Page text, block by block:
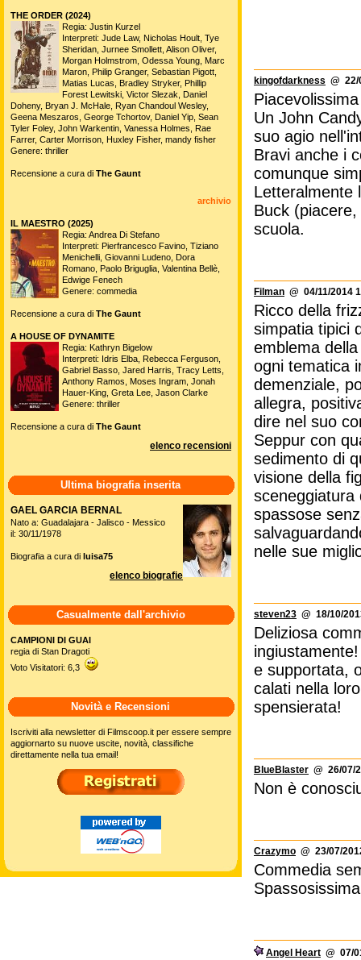
kingofdarkness @ 22/
Un John
suo agio
Bravi anche i
comunque
Letteralmente
Buck
scuola.
Filman @ 04/11/2014
Ricco della
simpatia tipici
emblema
ogni tematica
demenziale,
allegra,
dire nel suo
Seppur con
sedimento di
visione della
sceneggiatura
spassose
nelle sue
steven23 @ 18/10/
Deliziosa
e supportata,
calati nella
spensierata!
BlueBlaster @ 26/07/
Non è
Crazymo @ 23/07/
Commedia
Spassosissima
Angel Heart @ 07/
THE ORDER (2024)
Regia: Justin Kurzel
Interpreti: Jude Law, Nicholas Hoult, Tye
Sheridan, Jurnee Smollett, Alison Oliver,
Morgan Holmstrom, Odessa Young, Marc
Maron, Philip Granger, Sebastian Pigott,
Matias Lucas, Bradley Stryker, Phillip
Forest Lewitski, Victor Slezak, Daniel
Doheny, Bryan J. McHale, Ryan Chandoul Wesley,
Geena Meszaros, George Tchortov, Daniel Yip, Sean
Tyler Foley, John Warkentin, Vanessa Holmes, Rae
Farrer, Carter Morrison, Huxley Fisher, mandy fisher
Genere: thriller
Recensione a cura di The Gaunt
archivio
IL MAESTRO (2025)
Regia: Andrea Di Stefano
Interpreti: Pierfrancesco Favino, Tiziano
Menichelli, Giovanni Ludeno, Dora
Romano, Paolo Briguglia, Valentina Bellè,
Edwige Fenech
Genere: commedia
Recensione a cura di The Gaunt
A HOUSE OF DYNAMITE
Regia: Kathryn Bigelow
Interpreti: Idris Elba, Rebecca Ferguson,
Gabriel Basso, Jared Harris, Tracy Letts,
Anthony Ramos, Moses Ingram, Jonah
Hauer-King, Greta Lee, Jason Clarke
Genere: thriller
Recensione a cura di The Gaunt
elenco recensioni
Ultima biografia inserita
GAEL GARCIA BERNAL
Nato a: Guadalajara - Jalisco - Messico
il: 30/11/1978
Biografia a cura di luisa75
elenco biografie
Casualmente dall'archivio
CAMPIONI DI GUAI
regia di Stan Dragoti
Voto Visitatori: 6,3
Novità e Recensioni
Iscriviti alla newsletter di Filmscoop.it per essere sempre
aggiornarto su nuove uscite, novità, classifiche
direttamente nella tua email!